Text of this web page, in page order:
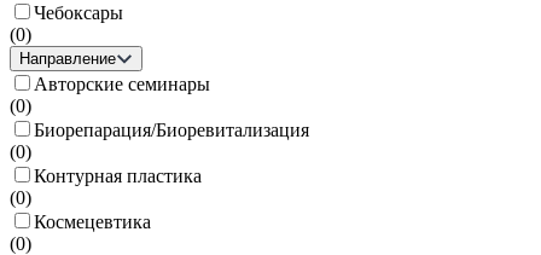
Чебоксары
(0)
Направление
Авторские семинары
(0)
Биорепарация/Биоревитализация
(0)
Контурная пластика
(0)
Космецевтика
(0)